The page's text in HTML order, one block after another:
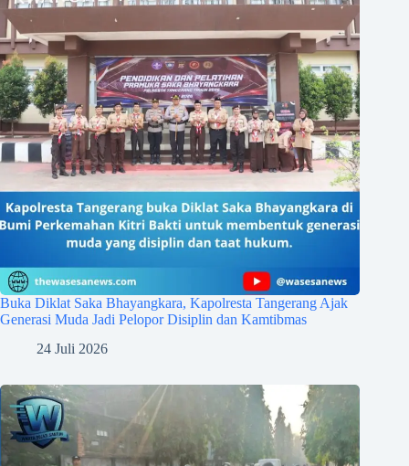
Buka Diklat Saka Bhayangkara, Kapolresta Tangerang Ajak
Generasi Muda Jadi Pelopor Disiplin dan Kamtibmas
24 Juli 2026